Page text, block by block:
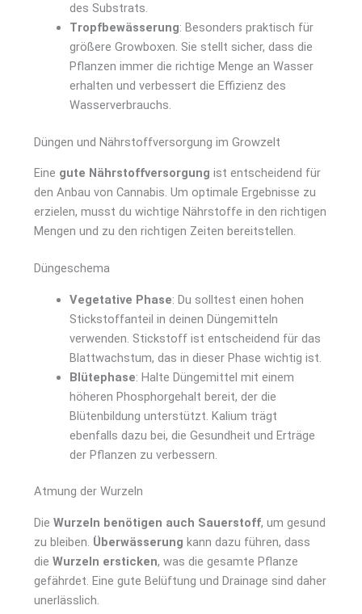
des Substrats.
Tropfbewässerung: Besonders praktisch für
größere Growboxen. Sie stellt sicher, dass die
Pflanzen immer die richtige Menge an Wasser
erhalten und verbessert die Effizienz des
Wasserverbrauchs.
Düngen und Nährstoffversorgung im Growzelt
Eine gute Nährstoffversorgung ist entscheidend für
den Anbau von Cannabis. Um optimale Ergebnisse zu
erzielen, musst du wichtige Nährstoffe in den richtigen
Mengen und zu den richtigen Zeiten bereitstellen.
Düngeschema
Vegetative Phase: Du solltest einen hohen
Stickstoffanteil in deinen Düngemitteln
verwenden. Stickstoff ist entscheidend für das
Blattwachstum, das in dieser Phase wichtig ist.
Blütephase: Halte Düngemittel mit einem
höheren Phosphorgehalt bereit, der die
Blütenbildung unterstützt. Kalium trägt
ebenfalls dazu bei, die Gesundheit und Erträge
der Pflanzen zu verbessern.
Atmung der Wurzeln
DieWurzeln benötigen auch Sauerstoff, um gesund
zu bleiben. Überwässerung kann dazu führen, dass
dieWurzeln ersticken, was die gesamte Pflanze
gefährdet. Eine gute Belüftung und Drainage sind daher
unerlässlich.